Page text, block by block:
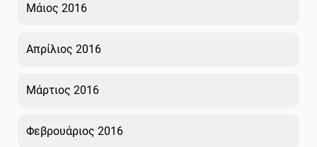
Μάιος 2016
Απρίλιος 2016
Μάρτιος 2016
Φεβρουάριος 2016